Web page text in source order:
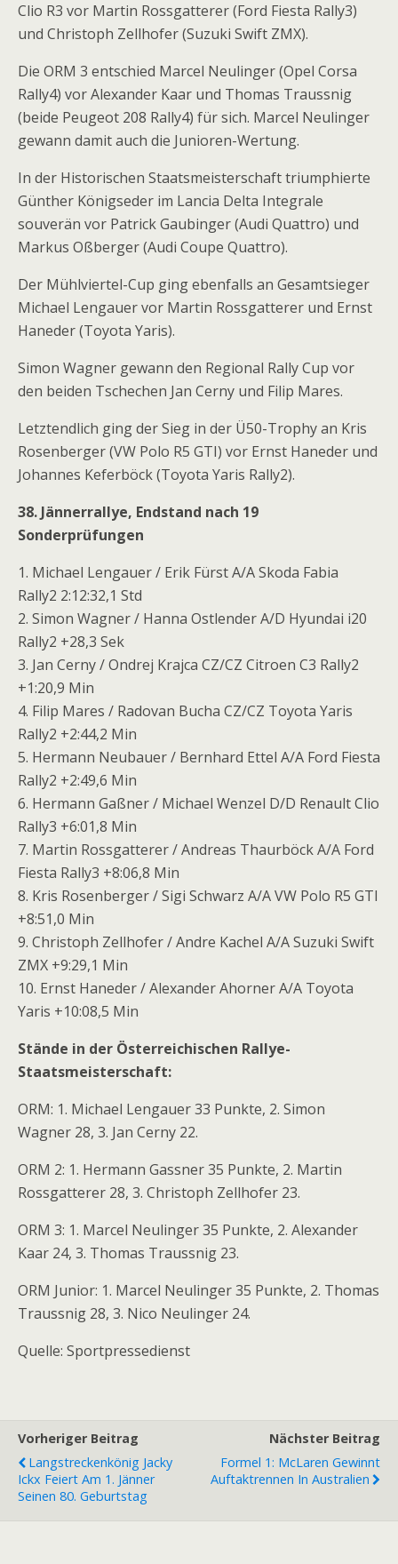
Clio R3 vor Martin Rossgatterer (Ford Fiesta Rally3)
und Christoph Zellhofer (Suzuki Swift ZMX).
Die ORM 3 entschied Marcel Neulinger (Opel Corsa
Rally4) vor Alexander Kaar und Thomas Traussnig
(beide Peugeot 208 Rally4) für sich. Marcel Neulinger
gewann damit auch die Junioren-Wertung.
In der Historischen Staatsmeisterschaft triumphierte
Günther Königseder im Lancia Delta Integrale
souverän vor Patrick Gaubinger (Audi Quattro) und
Markus Oßberger (Audi Coupe Quattro).
Der Mühlviertel-Cup ging ebenfalls an Gesamtsieger
Michael Lengauer vor Martin Rossgatterer und Ernst
Haneder (Toyota Yaris).
Simon Wagner gewann den Regional Rally Cup vor
den beiden Tschechen Jan Cerny und Filip Mares.
Letztendlich ging der Sieg in der Ü50-Trophy an Kris
Rosenberger (VW Polo R5 GTI) vor Ernst Haneder und
Johannes Keferböck (Toyota Yaris Rally2).
38. Jännerrallye, Endstand nach 19
Sonderprüfungen
1. Michael Lengauer / Erik Fürst A/A Skoda Fabia
Rally2 2:12:32,1 Std
2. Simon Wagner / Hanna Ostlender A/D Hyundai i20
Rally2 +28,3 Sek
3. Jan Cerny / Ondrej Krajca CZ/CZ Citroen C3 Rally2
+1:20,9 Min
4. Filip Mares / Radovan Bucha CZ/CZ Toyota Yaris
Rally2 +2:44,2 Min
5. Hermann Neubauer / Bernhard Ettel A/A Ford Fiesta
Rally2 +2:49,6 Min
6. Hermann Gaßner / Michael Wenzel D/D Renault Clio
Rally3 +6:01,8 Min
7. Martin Rossgatterer / Andreas Thaurböck A/A Ford
Fiesta Rally3 +8:06,8 Min
8. Kris Rosenberger / Sigi Schwarz A/A VW Polo R5 GTI
+8:51,0 Min
9. Christoph Zellhofer / Andre Kachel A/A Suzuki Swift
ZMX +9:29,1 Min
10. Ernst Haneder / Alexander Ahorner A/A Toyota
Yaris +10:08,5 Min
Stände in der Österreichischen Rallye-
Staatsmeisterschaft:
ORM: 1. Michael Lengauer 33 Punkte, 2. Simon
Wagner 28, 3. Jan Cerny 22.
ORM 2: 1. Hermann Gassner 35 Punkte, 2. Martin
Rossgatterer 28, 3. Christoph Zellhofer 23.
ORM 3: 1. Marcel Neulinger 35 Punkte, 2. Alexander
Kaar 24, 3. Thomas Traussnig 23.
ORM Junior: 1. Marcel Neulinger 35 Punkte, 2. Thomas
Traussnig 28, 3. Nico Neulinger 24.
Quelle: Sportpressedienst
Vorheriger Beitrag
Langstreckenkönig Jacky
Ickx Feiert Am 1. Jänner
Seinen 80. Geburtstag
Nächster Beitrag
Formel 1: McLaren Gewinnt
Auftaktrennen In Australien